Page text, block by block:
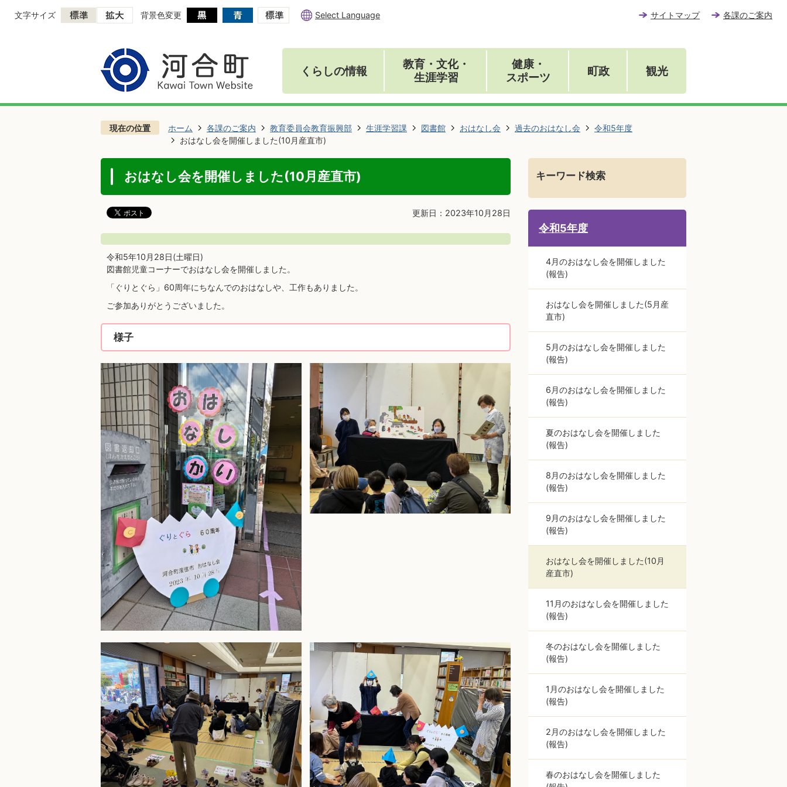
文字サイズ 背景色変更 Select Language サイトマップ 各課のご案内
くらしの情報
教育・文化・
生涯学習
健康・
スポーツ
町政 観光
現在の位置 ホーム 各課のご案内 教育委員会教育振興部 生涯学習課 図書館 おはなし会 過去のおはなし会
令和5年度
おはなし会を開催しました(10月産直市)
おはなし会を開催しました(10月産直市)
更新日：2023年10月28日
令和5年10月28日(土曜日)
図書館児童コーナーでおはなし会を開催しました。
「ぐりとぐら」60周年にちなんでのおはなしや、工作もありました。
ご参加ありがとうございました。
様子
キーワード検索
令和5年度
4月のおはなし会を開催しました
(報告)
おはなし会を開催しました(5月産
直市)
5月のおはなし会を開催しました
(報告)
6月のおはなし会を開催しました
(報告)
夏のおはなし会を開催しました
(報告)
8月のおはなし会を開催しました
(報告)
9月のおはなし会を開催しました
(報告)
おはなし会を開催しました(10月
産直市)
11月のおはなし会を開催しました
(報告)
冬のおはなし会を開催しました
(報告)
1月のおはなし会を開催しました
(報告)
2月のおはなし会を開催しました
(報告)
春のおはなし会を開催しました